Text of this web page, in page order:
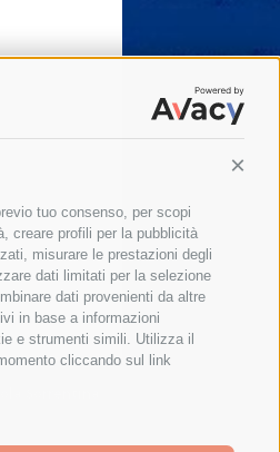
tuo consenso, per scopi
creare profili per la pubblicità
misurare le prestazioni degli
dati limitati per la selezione
dati provenienti da altre
in base a informazioni
e strumenti simili. Utilizza il
cliccando sul link